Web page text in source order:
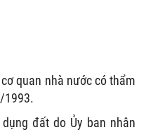
quan nhà nước có thẩm
1993.
đất do Ủy ban nhân